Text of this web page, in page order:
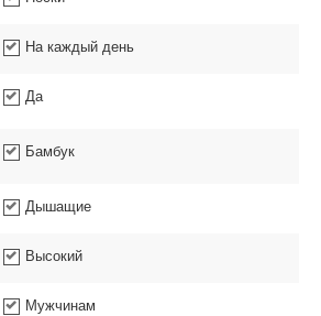
На каждый день
Да
Бамбук
Дышащие
Высокий
Мужчинам